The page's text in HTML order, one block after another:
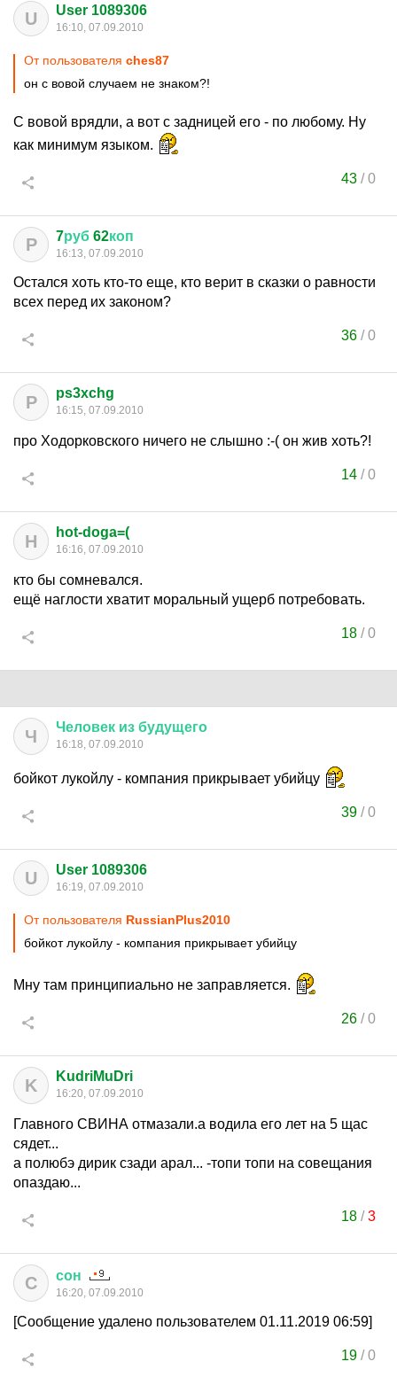
U User 1089306
16:10, 07.09.2010
От пользователя ches87
он с вовой случаем не знаком?!
С вовой врядли, а вот с задницей его - по любому. Ну
как минимум языком.
43 /0
Р 7руб 62коп
16:13, 07.09.2010
Остался хоть кто-то еще, кто верит в сказки о равности
всех перед их законом?
36 /0
P ps3xchg
16:15, 07.09.2010
про Ходорковского ничего не слышно :-( он жив хоть?!
14 /0
H hot-doga=(
16:16, 07.09.2010
кто бы сомневался.
ещё наглости хватит моральный ущерб потребовать.
18 /0
Ч Человек из будущего
16:18, 07.09.2010
бойкот лукойлу - компания прикрывает убийцу
39 /0
U User 1089306
16:19, 07.09.2010
От пользователя RussianPlus2010
бойкот лукойлу - компания прикрывает убийцу
Мну там принципиально не заправляется.
26 /0
K KudriMuDri
16:20, 07.09.2010
Главного СВИНА отмазали.а водила его лет на 5 щас
сядет...
а полюбэ дирик сзади арал... -топи топи на совещания
опаздаю...
18 /3
С сон
16:20, 07.09.2010
[Сообщение удалено пользователем 01.11.2019 06:59]
19 /0